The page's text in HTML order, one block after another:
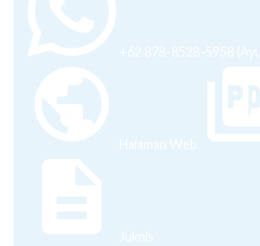
+62 878-8528-5958
Halaman Web
Juknis